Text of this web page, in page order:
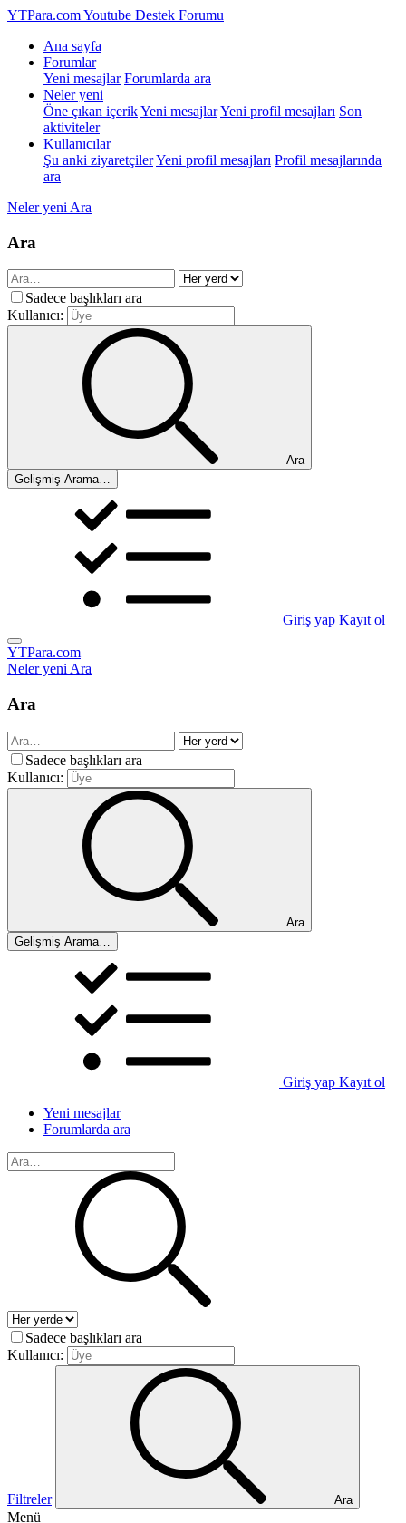
YTPara.comYoutube Destek Forumu
Ana sayfa
Forumlar
Yeni mesajlar Forumlarda ara
Neler yeni
Öne çıkan içerikYeni mesajlarYeni profil mesajları Son
aktiviteler
Kullanıcılar
Şu anki ziyaretçilerYeni profil mesajları Profil mesajlarında
ara
Neler yeni Ara
Ara
Sadece başlıkları ara
Kullanıcı:
Ara
Gelişmiş Arama…
Giriş yap Kayıt ol
YTPara.com
Neler yeniAra
Ara
Sadece başlıkları ara
Kullanıcı:
Ara
Gelişmiş Arama…
Giriş yap Kayıt ol
Yeni mesajlar
Forumlarda ara
Sadece başlıkları ara
Kullanıcı:
Filtreler Ara
Menü